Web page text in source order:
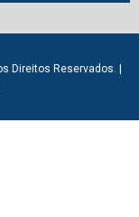
Direitos Reservados. |